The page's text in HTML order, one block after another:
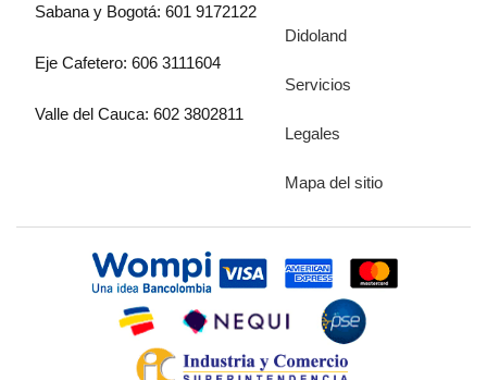
Sabana y Bogotá: 601 9172122
Eje Cafetero: 606 3111604
Valle del Cauca: 602 3802811
Didoland
Servicios
Legales
Mapa del sitio